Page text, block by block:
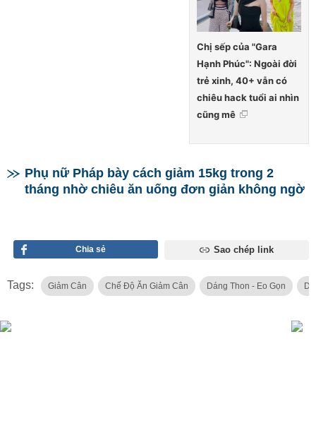
Chị sếp của "Gara
Hạnh Phúc": Ngoài đời
trẻ xinh, 40+ vẫn có
chiêu hack tuổi ai nhìn
cũng mê
Phụ nữ Pháp bày cách giảm 15kg trong 2
tháng nhờ chiêu ăn uống đơn giản không ngờ
Chia sẻ Sao chép link
Tags: Giảm Cân Chế Độ Ăn Giảm Cân Dáng Thon - Eo Gọn